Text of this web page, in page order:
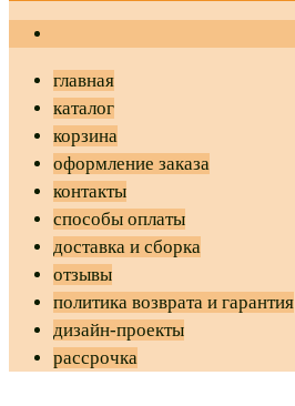
главная
каталог
корзина
оформление заказа
контакты
способы оплаты
доставка и сборка
отзывы
политика возврата и гарантия
дизайн-проекты
рассрочка